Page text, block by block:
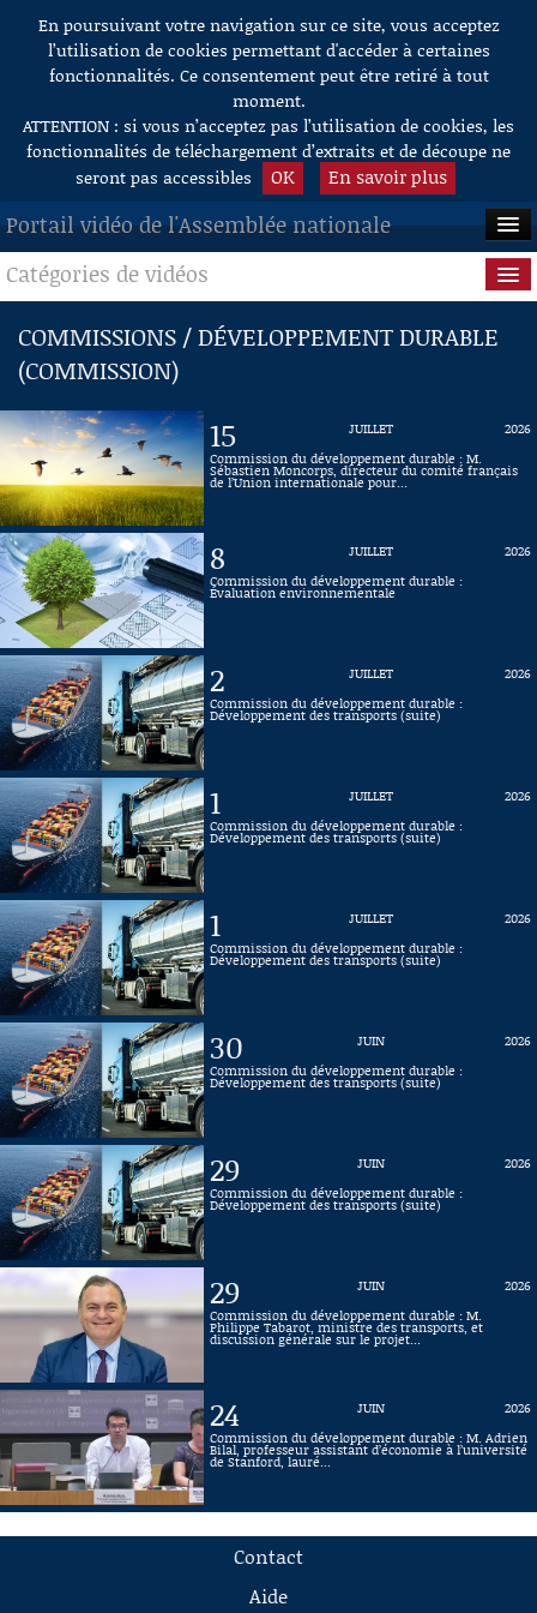
Aller au contenu
En poursuivant votre navigation sur ce site, vous acceptez
l’utilisation de cookies permettant d'accéder à certaines
fonctionnalités. Ce consentement peut être retiré à tout
moment.
ATTENTION : si vous n’acceptez pas l’utilisation de cookies, les
fonctionnalités de téléchargement d’extraits et de découpe ne
seront pas accessibles
OK En savoir plus
Portail vidéo de l'Assemblée nationale
ACCUEIL
EN DIRECT
À LA DEMANDE
RECHERCHE
AIDE À LA DÉCOUPE
DE VIDÉOS
Catégories de vidéos
Séance publique
Questions au Gouvernement
Commissions
Présidence
Connaissance, Histoire
COMMISSIONS / DÉVELOPPEMENT DURABLE
(COMMISSION)
15 JUILLET
2026
Commission du développement durable : M.
Sébastien Moncorps, directeur du comité français
de l’Union internationale pour...
8 JUILLET
2026
Commission du développement durable :
Évaluation environnementale
2 JUILLET
2026
Commission du développement durable :
Développement des transports (suite)
1 JUILLET
2026
Commission du développement durable :
Développement des transports (suite)
1 JUILLET
2026
Commission du développement durable :
Développement des transports (suite)
30 JUIN
2026
Commission du développement durable :
Développement des transports (suite)
29 JUIN
2026
Commission du développement durable :
Développement des transports (suite)
29 JUIN
2026
Commission du développement durable : M.
Philippe Tabarot, ministre des transports, et
discussion générale sur le projet...
24 JUIN
2026
Commission du développement durable : M. Adrien
Bilal, professeur assistant d’économie à l’université
de Stanford, lauré...
Contact
Aide